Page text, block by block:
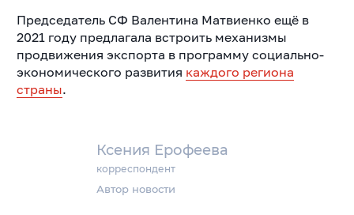
Ксения Ерофеева
корреспондент
Автор новости
Председатель СФ Валентина Матвиенко ещё в
2021 году предлагала встроить механизмы
продвижения экспорта в программу социально-
экономического развития каждого региона
страны.